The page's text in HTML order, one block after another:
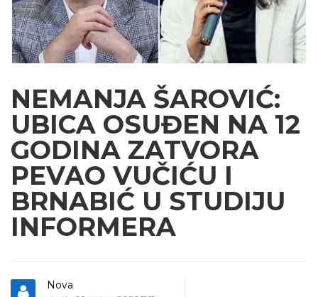
NEMANJA ŠAROVIĆ:
UBICA OSUĐEN NA 12
GODINA ZATVORA
PEVAO VUČIĆU I
BRNABIĆ U STUDIJU
INFORMERA
Nova